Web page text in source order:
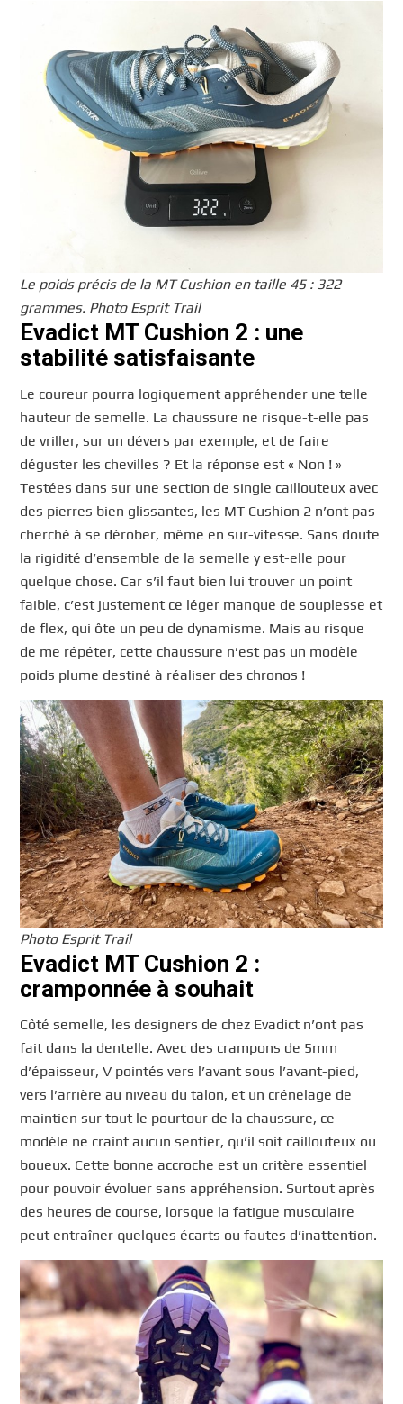
Le poids précis de la MT Cushion en taille 45 : 322
grammes. Photo Esprit Trail
Evadict MT Cushion 2 : une
stabilité satisfaisante
Le coureur pourra logiquement appréhender une telle
hauteur de semelle. La chaussure ne risque-t-elle pas
de vriller, sur un dévers par exemple, et de faire
déguster les chevilles ? Et la réponse est « Non ! »
Testées dans sur une section de single caillouteux avec
des pierres bien glissantes, les MT Cushion 2 n’ont pas
cherché à se dérober, même en sur-vitesse. Sans doute
la rigidité d’ensemble de la semelle y est-elle pour
quelque chose. Car s’il faut bien lui trouver un point
faible, c’est justement ce léger manque de souplesse et
de flex, qui ôte un peu de dynamisme. Mais au risque
de me répéter, cette chaussure n’est pas un modèle
poids plume destiné à réaliser des chronos !
Photo Esprit Trail
Evadict MT Cushion 2 :
cramponnée à souhait
Côté semelle, les designers de chez Evadict n’ont pas
fait dans la dentelle. Avec des crampons de 5mm
d’épaisseur, V pointés vers l’avant sous l’avant-pied,
vers l’arrière au niveau du talon, et un crénelage de
maintien sur tout le pourtour de la chaussure, ce
modèle ne craint aucun sentier, qu’il soit caillouteux ou
boueux. Cette bonne accroche est un critère essentiel
pour pouvoir évoluer sans appréhension. Surtout après
des heures de course, lorsque la fatigue musculaire
peut entraîner quelques écarts ou fautes d’inattention.